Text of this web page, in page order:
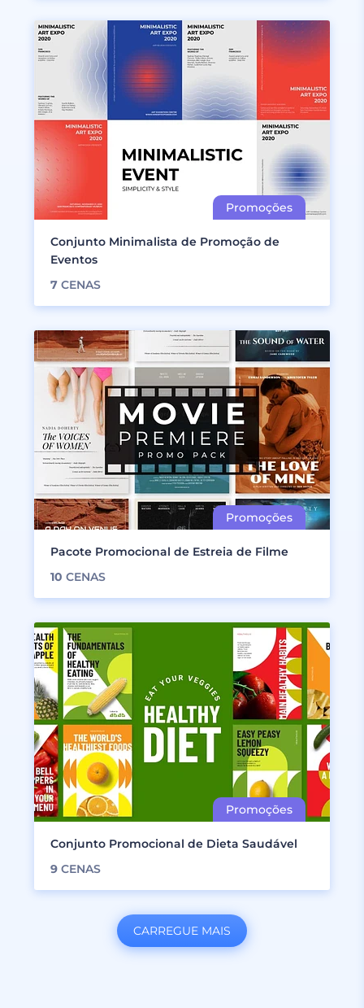
Conjunto Minimalista de Promoção de
Eventos
7 CENAS
Pacote Promocional de Estreia de Filme
10 CENAS
Conjunto Promocional de Dieta Saudável
9 CENAS
CARREGUE MAIS